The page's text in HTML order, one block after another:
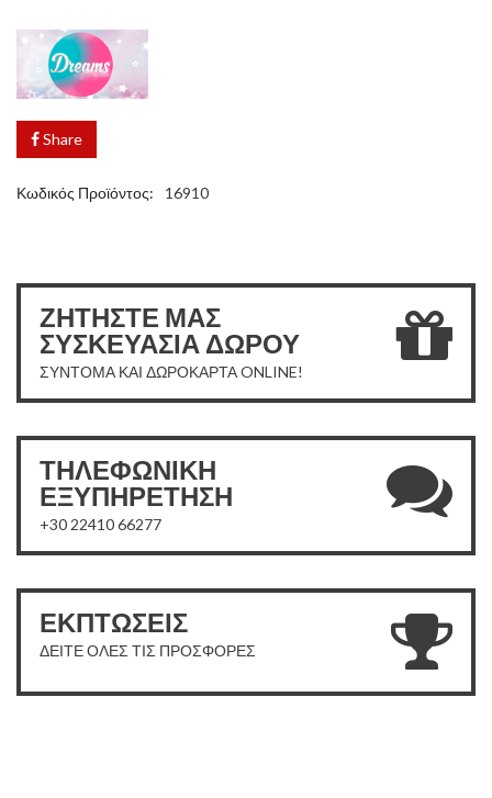
Share
Κωδικός Προϊόντος: 16910
ΖΗΤΗΣΤΕ ΜΑΣ
ΣΥΣΚΕΥΑΣΙΑ ΔΩΡΟΥ
ΣΥΝΤΟΜΑ ΚΑΙ ΔΩΡΟΚΑΡΤΑ ONLINE!
ΤΗΛΕΦΩΝΙΚΗ
ΕΞΥΠΗΡΕΤΗΣΗ
+30 22410 66277
ΕΚΠΤΩΣΕΙΣ
ΔΕΙΤΕ ΟΛΕΣ ΤΙΣ ΠΡΟΣΦΟΡΕΣ